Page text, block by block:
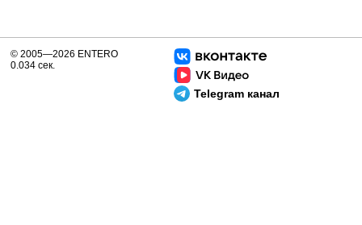
Telegram канал
© 2005—2026 ENTERO
0.034 сек.